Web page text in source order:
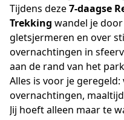
Tijdens deze 7-daagse
Trekking wandel je
gletsjermeren en over
overnachtingen in
aan de rand van het
Alles is voor je
overnachtingen,
Jij hoeft alleen maar te